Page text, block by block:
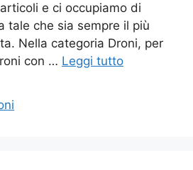
e ci occupiamo di
tale che sia sempre il più
Nella categoria Droni, per
con … Leggi tutto